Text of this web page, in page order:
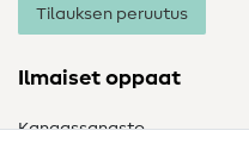
Tilauksen peruutus
Ilmaiset oppaat
Kangassanasto